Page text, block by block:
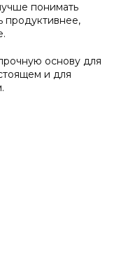
понимать
продуктивнее,
основу для
и для